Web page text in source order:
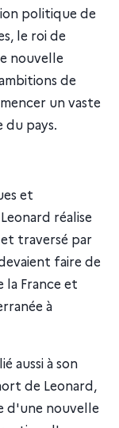
politique de
le roi de
nouvelle
de
un vaste
du pays.
et
réalise
traversé par
faire de
la France et
à
aussi à son
de Leonard,
d'une nouvelle